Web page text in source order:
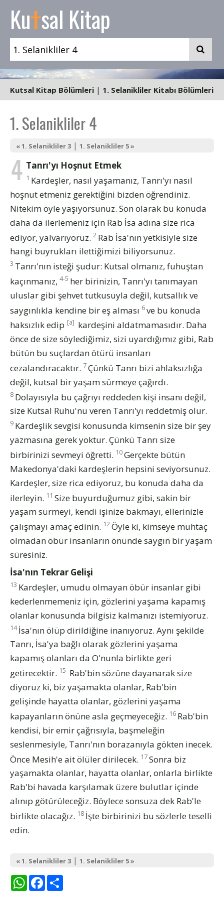
Kutsal Kitap
Kutsal Kitap Bölümleri | 1. Selanikliler Kitabı Bölümleri
1. Selanikliler 4
« 1. Selanikliler 3 | 1. Selanikliler 5 »
4 Tanrı'yı Hoşnut Etmek
1 Kardeşler, nasıl yaşamanız, Tanrı'yı nasıl
hoşnut etmeniz gerektiğini bizden öğrendiniz.
Nitekim öyle yaşıyorsunuz. Son olarak bu konuda
daha da ilerlemeniz için Rab İsa adına size rica
ediyor, yalvarıyoruz. 2 Rab İsa'nın yetkisiyle size
hangi buyrukları ilettiğimizi biliyorsunuz.
3 Tanrı'nın isteği şudur: Kutsal olmanız, fuhuştan
kaçınmanız, 4-5 her birinizin, Tanrı'yı tanımayan
uluslar gibi şehvet tutkusuyla değil, kutsallık ve
saygınlıkla kendine bir eş alması 6ve bu konuda
haksızlık edip [a] kardeşini aldatmamasıdır. Daha
önce de size söylediğimiz, sizi uyardığımız gibi, Rab
bütün bu suçlardan ötürü insanları
cezalandıracaktır. 7Çünkü Tanrı bizi ahlaksızlığa
değil, kutsal bir yaşam sürmeye çağırdı.
8 Dolayısıyla bu çağrıyı reddeden kişi insanı değil,
size Kutsal Ruhu'nu veren Tanrı'yı reddetmiş olur.
9 Kardeşlik sevgisi konusunda kimsenin size bir şey
yazmasına gerek yoktur. Çünkü Tanrı size
birbirinizi sevmeyi öğretti. 10Gerçekte bütün
Makedonya'daki kardeşlerin hepsini seviyorsunuz.
Kardeşler, size rica ediyoruz, bu konuda daha da
ilerleyin. 11 Size buyurduğumuz gibi, sakin bir
yaşam sürmeyi, kendi işinize bakmayı, ellerinizle
çalışmayı amaç edinin. 12Öyle ki, kimseye muhtaç
olmadan öbür insanların önünde saygın bir yaşam
süresiniz.
İsa'nın Tekrar Gelişi
13 Kardeşler, umudu olmayan öbür insanlar gibi
kederlenmemeniz için, gözlerini yaşama kapamış
olanlar konusunda bilgisiz kalmanızı istemiyoruz.
14 İsa'nın ölüp dirildiğine inanıyoruz. Aynı şekilde
Tanrı, İsa'ya bağlı olarak gözlerini yaşama
kapamış olanları da O'nunla birlikte geri
getirecektir. 15 Rab'bin sözüne dayanarak size
diyoruz ki, biz yaşamakta olanlar, Rab'bin
gelişinde hayatta olanlar, gözlerini yaşama
kapayanların önüne asla geçmeyeceğiz. 16 Rab'bin
kendisi, bir emir çağrısıyla, başmeleğin
seslenmesiyle, Tanrı'nın borazanıyla gökten inecek.
Önce Mesih'e ait ölüler dirilecek. 17Sonra biz
yaşamakta olanlar, hayatta olanlar, onlarla birlikte
Rab'bi havada karşılamak üzere bulutlar içinde
alınıp götürüleceğiz. Böylece sonsuza dek Rab'le
birlikte olacağız. 18 İşte birbirinizi bu sözlerle teselli
edin.
« 1. Selanikliler 3 | 1. Selanikliler 5 »
WhatsAppFacebook